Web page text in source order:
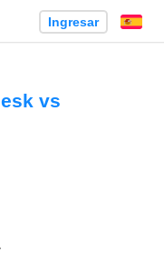
Ingresar
vs